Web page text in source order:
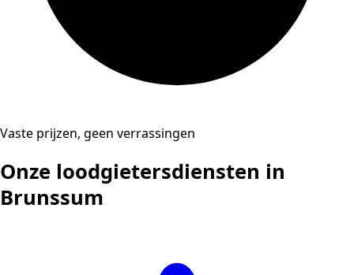
Vaste prijzen, geen verrassingen
Onze loodgietersdiensten in
Brunssum